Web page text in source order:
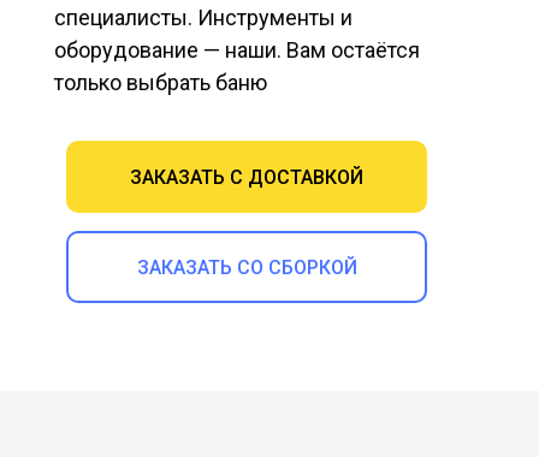
ЗАКАЗАТЬ СО СБОРКОЙ
ЗАКАЗАТЬ С ДОСТАВКОЙ
специалисты. Инструменты и
оборудование — наши. Вам остаётся
только выбрать баню